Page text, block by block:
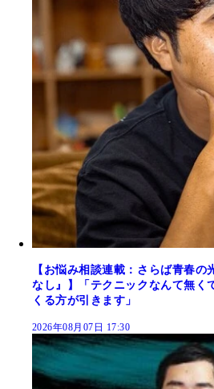
【お悩み相談連載：さらば青春
なし』】「テクニックなんて無く
くる方が引きます」
2026年08月07日 17:30